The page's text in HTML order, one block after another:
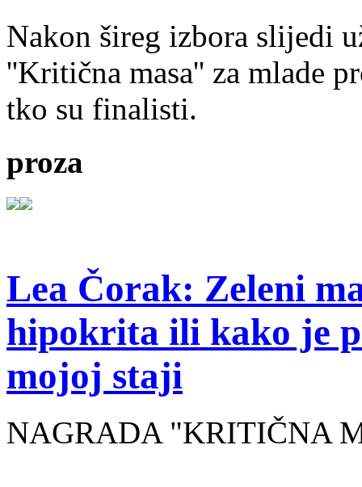
Nakon šireg izbora slijedi
''Kritična masa'' za mlade
tko su finalisti.
proza
Lea Čorak: Zeleni
hipokrita ili kako je
mojoj staji
NAGRADA "KRITIČNA